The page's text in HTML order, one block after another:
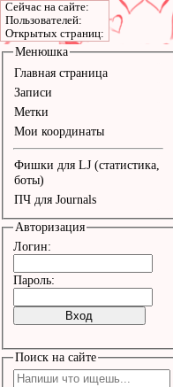
Менюшка
Главная страница
Записи
Метки
Мои координаты
Фишки для LJ (статистика,
боты)
ПЧ для Journals
Авторизация
Логин:
Пароль:
Поиск на сайте
Сейчас на сайте:
Пользователей:
Открытых страниц: